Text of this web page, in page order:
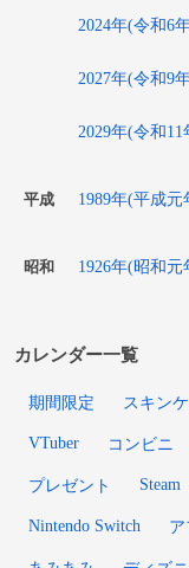
2024年(令和6
2027年(令和9
2029年(令和11
平成 1989年(平成元
昭和 1926年(昭和元
カレンダー一覧
期間限定 スキン
VTuber コンビニ
プレゼント Steam
Nintendo Switch